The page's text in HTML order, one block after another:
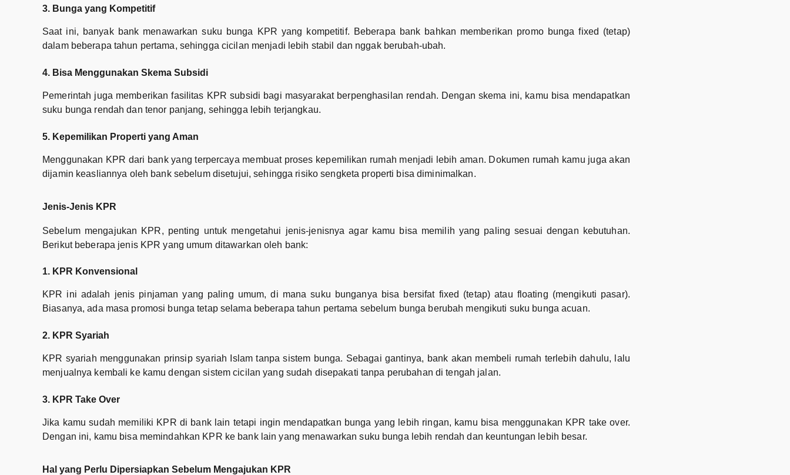
3. Bunga yang Kompetitif
Saat ini, banyak bank menawarkan suku bunga KPR yang kompetitif. Beberapa bank bahkan memberikan promo bunga fixed (tetap)
dalam beberapa tahun pertama, sehingga cicilan menjadi lebih stabil dan nggak berubah-ubah.
4. Bisa Menggunakan Skema Subsidi
Pemerintah juga memberikan fasilitas KPR subsidi bagi masyarakat berpenghasilan rendah. Dengan skema ini, kamu bisa mendapatkan
suku bunga rendah dan tenor panjang, sehingga lebih terjangkau.
5. Kepemilikan Properti yang Aman
Menggunakan KPR dari bank yang terpercaya membuat proses kepemilikan rumah menjadi lebih aman. Dokumen rumah kamu juga akan
dijamin keasliannya oleh bank sebelum disetujui, sehingga risiko sengketa properti bisa diminimalkan.
Jenis-Jenis KPR
Sebelum mengajukan KPR, penting untuk mengetahui jenis-jenisnya agar kamu bisa memilih yang paling sesuai dengan kebutuhan.
Berikut beberapa jenis KPR yang umum ditawarkan oleh bank:
1. KPR Konvensional
KPR ini adalah jenis pinjaman yang paling umum, di mana suku bunganya bisa bersifat fixed (tetap) atau floating (mengikuti pasar).
Biasanya, ada masa promosi bunga tetap selama beberapa tahun pertama sebelum bunga berubah mengikuti suku bunga acuan.
2. KPR Syariah
KPR syariah menggunakan prinsip syariah Islam tanpa sistem bunga. Sebagai gantinya, bank akan membeli rumah terlebih dahulu, lalu
menjualnya kembali ke kamu dengan sistem cicilan yang sudah disepakati tanpa perubahan di tengah jalan.
3. KPR Take Over
Jika kamu sudah memiliki KPR di bank lain tetapi ingin mendapatkan bunga yang lebih ringan, kamu bisa menggunakan KPR take over.
Dengan ini, kamu bisa memindahkan KPR ke bank lain yang menawarkan suku bunga lebih rendah dan keuntungan lebih besar.
Hal yang Perlu Dipersiapkan Sebelum Mengajukan KPR